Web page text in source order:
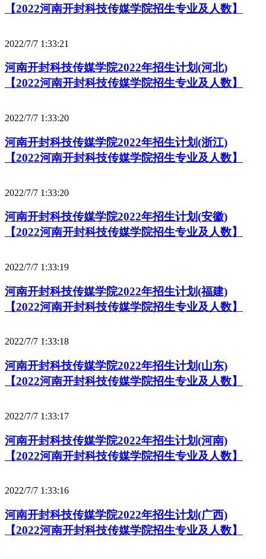
【2022河南开封科技传媒学院招生专业及人数】
2022/7/7 1:33:21
河南开封科技传媒学院2022年招生计划(河北)
【2022河南开封科技传媒学院招生专业及人数】
2022/7/7 1:33:20
河南开封科技传媒学院2022年招生计划(浙江)
【2022河南开封科技传媒学院招生专业及人数】
2022/7/7 1:33:20
河南开封科技传媒学院2022年招生计划(安徽)
【2022河南开封科技传媒学院招生专业及人数】
2022/7/7 1:33:19
河南开封科技传媒学院2022年招生计划(福建)
【2022河南开封科技传媒学院招生专业及人数】
2022/7/7 1:33:18
河南开封科技传媒学院2022年招生计划(山东)
【2022河南开封科技传媒学院招生专业及人数】
2022/7/7 1:33:17
河南开封科技传媒学院2022年招生计划(河南)
【2022河南开封科技传媒学院招生专业及人数】
2022/7/7 1:33:16
河南开封科技传媒学院2022年招生计划(广西)
【2022河南开封科技传媒学院招生专业及人数】